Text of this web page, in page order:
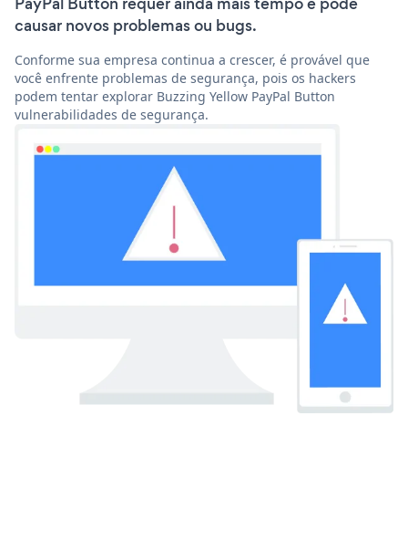
causar novos problemas ou bugs.
Conforme sua empresa continua a crescer, é provável que
você enfrente problemas de segurança, pois os hackers
podem tentar explorar Buzzing Yellow PayPal Button
vulnerabilidades de segurança.